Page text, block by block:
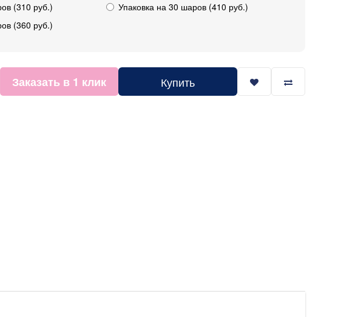
Упаковка на 10 шаров (310 руб.)
Упаковка на 20 шаров (360 руб.)
Упаковка на 30 шаров (410 руб.)
Заказать в 1 клик Купить